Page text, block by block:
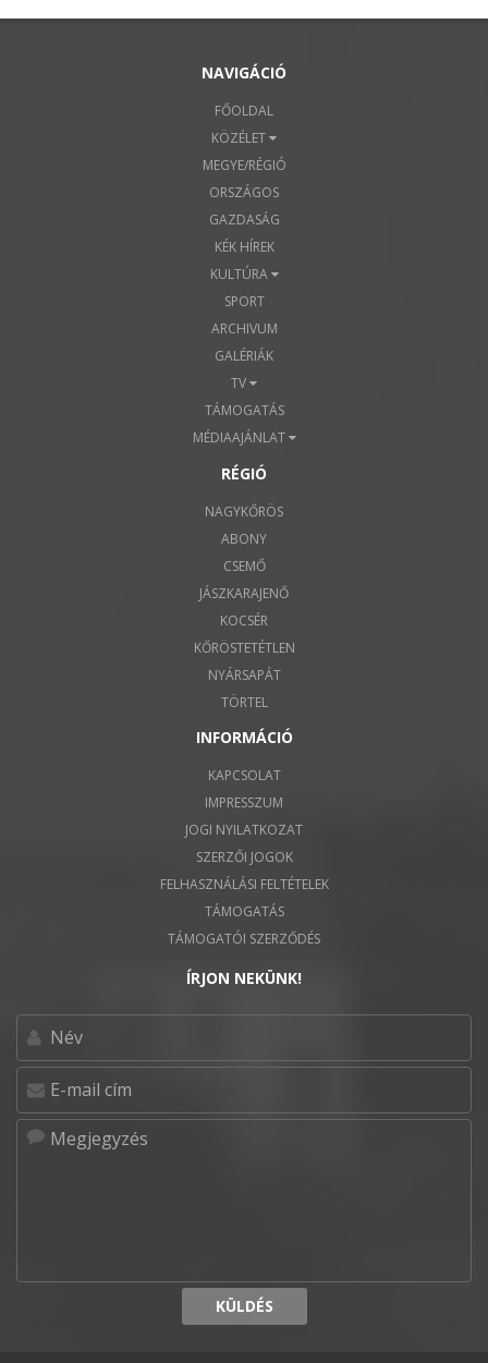
NAVIGÁCIÓ
FŐOLDAL
KÖZÉLET
MEGYE/RÉGIÓ
ORSZÁGOS
GAZDASÁG
KÉK HÍREK
KULTÚRA
SPORT
ARCHIVUM
GALÉRIÁK
TV
TÁMOGATÁS
MÉDIAAJÁNLAT
RÉGIÓ
NAGYKŐRÖS
ABONY
CSEMŐ
JÁSZKARAJENŐ
KOCSÉR
KŐRÖSTETÉTLEN
NYÁRSAPÁT
TÖRTEL
INFORMÁCIÓ
KAPCSOLAT
IMPRESSZUM
JOGI NYILATKOZAT
SZERZŐI JOGOK
FELHASZNÁLÁSI FELTÉTELEK
TÁMOGATÁS
TÁMOGATÓI SZERZŐDÉS
ÍRJON NEKÜNK!
KÜLDÉS